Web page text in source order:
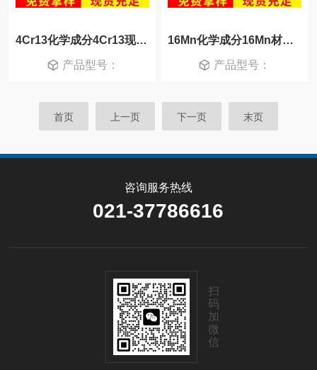
4Cr13化学成分4Cr13现货供应
产品型号：
16Mn化学成分16Mn材质好不好
产品型号：
首页 上一页 下一页 末页
咨询服务热线
021-37786616
扫
码
加
微
信